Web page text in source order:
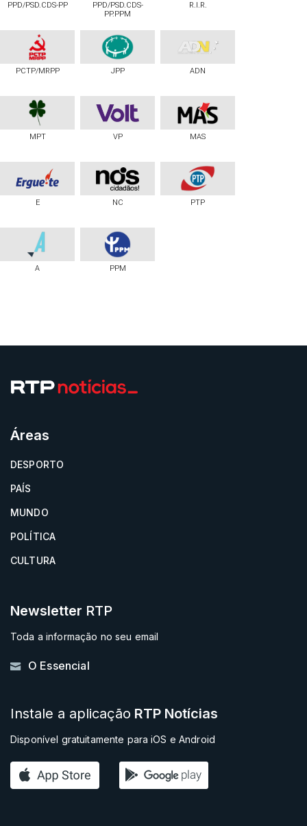
PPD/PSD.CDS-PP
PPD/PSD.CDS-
PP.PPM
R.I.R.
PCTP/MRPP JPP ADN
MPT VP MAS
E NC PTP
A PPM
Áreas
DESPORTO
PAÍS
MUNDO
POLÍTICA
CULTURA
Newsletter RTP
Toda a informação no seu email
O Essencial
Instale a aplicação RTP Notícias
Disponível gratuitamente para iOS e Android